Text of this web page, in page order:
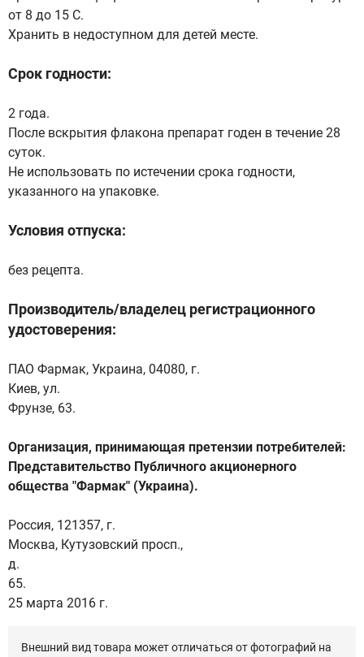
от 8 до 15 С.
Хранить в недоступном для детей месте.
Срок годности:
2 года.
После вскрытия флакона препарат годен в течение 28
суток.
Не использовать по истечении срока годности,
указанного на упаковке.
Условия отпуска:
без рецепта.
Производитель/владелец регистрационного
удостоверения:
ПАО Фармак, Украина, 04080, г.
Киев, ул.
Фрунзе, 63.
Организация, принимающая претензии потребителей:
Представительство Публичного акционерного
общества "Фармак" (Украина).
Россия, 121357, г.
Москва, Кутузовский просп.,
д.
65.
25 марта 2016 г.
Внешний вид товара может отличаться от фотографий на